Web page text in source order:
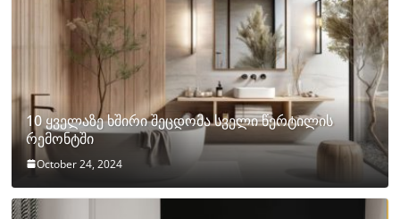
10 ყველაზე ხშირი შეცდომა სველი წერტილის
რემონტში
October 24, 2024